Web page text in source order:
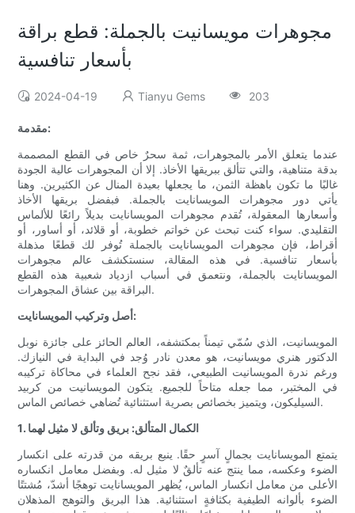
مجوهرات مويسانيت بالجملة: قطع براقة
بأسعار تنافسية
2024-04-19 Tianyu Gems 203
مقدمة:
عندما يتعلق الأمر بالمجوهرات، ثمة سحرٌ خاص في القطع المصممة
بدقة متناهية، والتي تتألق ببريقها الأخاذ. إلا أن المجوهرات عالية الجودة
غالبًا ما تكون باهظة الثمن، ما يجعلها بعيدة المنال عن الكثيرين. وهنا
يأتي دور مجوهرات المويسانايت بالجملة. فبفضل بريقها الأخاذ
وأسعارها المعقولة، تُقدم مجوهرات المويسانايت بديلاً رائعًا للألماس
التقليدي. سواء كنت تبحث عن خواتم خطوبة، أو قلائد، أو أساور، أو
أقراط، فإن مجوهرات المويسانايت بالجملة تُوفر لك قطعًا مذهلة
بأسعار تنافسية. في هذه المقالة، سنستكشف عالم مجوهرات
المويسانايت بالجملة، ونتعمق في أسباب ازدياد شعبية هذه القطع
البراقة بين عشاق المجوهرات.
أصل وتركيب المويسانايت:
المويسانيت، الذي سُمّي تيمناً بمكتشفه، العالم الحائز على جائزة نوبل
الدكتور هنري مويسانيت، هو معدن نادر وُجد في البداية في النيازك.
ورغم ندرة المويسانيت الطبيعي، فقد نجح العلماء في محاكاة تركيبه
في المختبر، مما جعله متاحاً للجميع. يتكون المويسانيت من كربيد
السيليكون، ويتميز بخصائص بصرية استثنائية تُضاهي خصائص الماس.
1. الكمال المتألق: بريق وتألق لا مثيل لهما
يتمتع المويسانايت بجمالٍ آسرٍ حقًا. ينبع بريقه من قدرته على انكسار
الضوء وعكسه، مما ينتج عنه تألقٌ لا مثيل له. وبفضل معامل انكساره
الأعلى من معامل انكسار الماس، يُظهر المويسانايت توهجًا أشدّ، مُشتتًا
الضوء بألوانه الطيفية بكثافةٍ استثنائية. هذا البريق والتوهج المذهلان